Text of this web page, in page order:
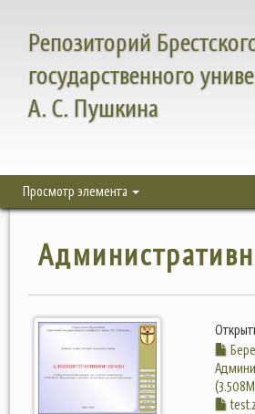
Репозиторий
государственного
А. С. Пушкина
Просмотр элемента